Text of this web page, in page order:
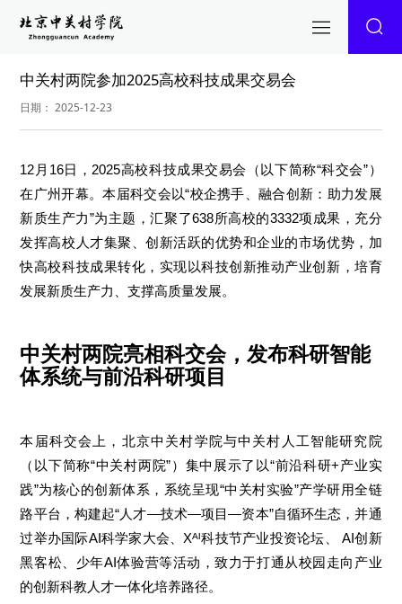
中关村两院参加2025高校科技成果交易会
日期： 2025-12-23
12月16日，2025高校科技成果交易会（以下简称“科交会”）
在广州开幕。本届科交会以“校企携手、融合创新：助力发展
新质生产力”为主题，汇聚了638所高校的3332项成果，充分
发挥高校人才集聚、创新活跃的优势和企业的市场优势，加
快高校科技成果转化，实现以科技创新推动产业创新，培育
发展新质生产力、支撑高质量发展。
中关村两院亮相科交会，发布科研智能
体系统与前沿科研项目
本届科交会上，北京中关村学院与中关村人工智能研究院
（以下简称“中关村两院”）集中展示了以“前沿科研+产业实
践”为核心的创新体系，系统呈现“中关村实验”产学研用全链
路平台，构建起“人才—技术—项目—资本”自循环生态，并通
过举办国际AI科学家大会、Xᴬᴵ科技节产业投资论坛、 AI创新
黑客松、少年AI体验营等活动，致力于打通从校园走向产业
的创新科教人才一体化培养路径。